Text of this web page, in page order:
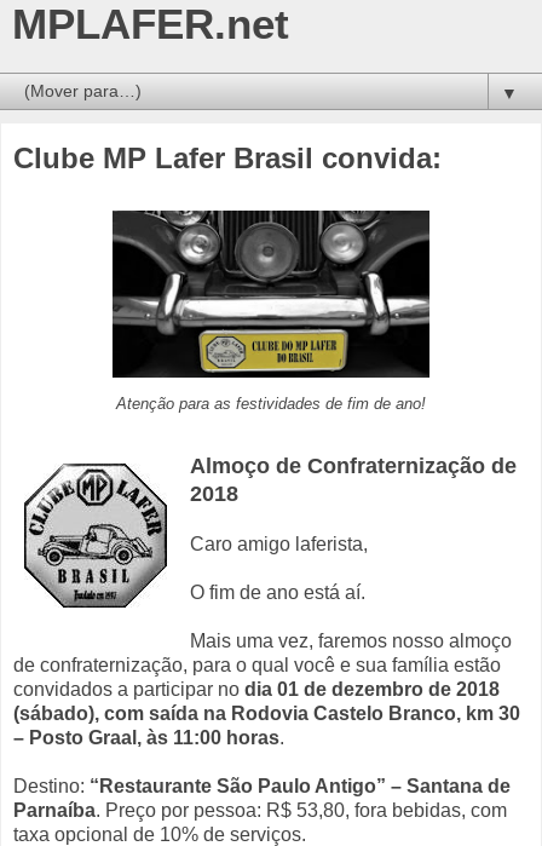
MPLAFER.net
▼
Clube MP Lafer Brasil convida:
Atenção para as festividades de fim de ano!
Almoço de Confraternização de
2018
Caro amigo laferista,
O fim de ano está aí.
Mais uma vez, faremos nosso almoço
de confraternização, para o qual você e sua família estão
convidados a participar no dia 01 de dezembro de 2018
(sábado), com saída na Rodovia Castelo Branco, km 30
– Posto Graal, às 11:00 horas.
Destino: “Restaurante São Paulo Antigo” – Santana de
Parnaíba. Preço por pessoa: R$ 53,80, fora bebidas, com
taxa opcional de 10% de serviços.